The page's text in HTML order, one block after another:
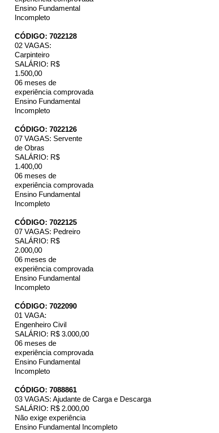
Ensino Fundamental
Incompleto
CÓDIGO: 7022128
02 VAGAS:
Carpinteiro
SALÁRIO: R$
1.500,00
06 meses de
experiência comprovada
Ensino Fundamental
Incompleto
CÓDIGO: 7022126
07 VAGAS: Servente
de Obras
SALÁRIO: R$
1.400,00
06 meses de
experiência comprovada
Ensino Fundamental
Incompleto
CÓDIGO: 7022125
07 VAGAS: Pedreiro
SALÁRIO: R$
2.000,00
06 meses de
experiência comprovada
Ensino Fundamental
Incompleto
CÓDIGO: 7022090
01 VAGA:
Engenheiro Civil
SALÁRIO: R$ 3.000,00
06 meses de
experiência comprovada
Ensino Fundamental
Incompleto
CÓDIGO: 7088861
03 VAGAS: Ajudante de Carga e Descarga
SALÁRIO: R$ 2.000,00
Não exige experiência
Ensino Fundamental Incompleto